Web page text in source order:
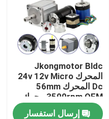
Jkongmotor Bldc
المحرك 24v 12v Micro
Dc المحرك 56mm
3500rpm OEM محرك
محرك مخصص
إرسال استفسار